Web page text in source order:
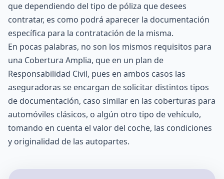
que dependiendo del tipo de póliza que desees
contratar, es como podrá aparecer la documentación
específica para la contratación de la misma.
En pocas palabras, no son los mismos requisitos para
una Cobertura Amplia, que en un plan de
Responsabilidad Civil, pues en ambos casos las
aseguradoras se encargan de solicitar distintos tipos
de documentación, caso similar en las coberturas para
automóviles clásicos, o algún otro tipo de vehículo,
tomando en cuenta el valor del coche, las condiciones
y originalidad de las autopartes.